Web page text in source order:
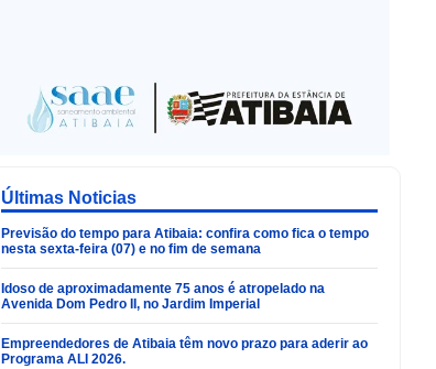
Últimas Noticias
Previsão do tempo para Atibaia: confira como fica o tempo
nesta sexta-feira (07) e no fim de semana
Idoso de aproximadamente 75 anos é atropelado na
Avenida Dom Pedro II, no Jardim Imperial
Empreendedores de Atibaia têm novo prazo para aderir ao
Programa ALI 2026.